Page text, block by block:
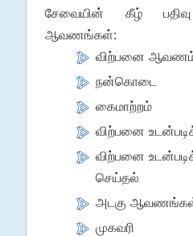
சேவையின் கீழ் பதிவு
ஆவணங்கள்:
விற்பனை
நன்கொடை
கைமாற்றம்
விற்பனை
விற்பனை
செய்தல்
அடகு
முகவரி